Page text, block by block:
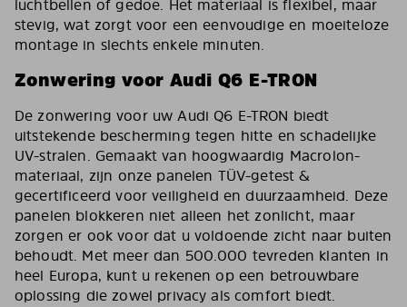
luchtbellen of gedoe. Het materiaal is flexibel, maar
stevig, wat zorgt voor een eenvoudige en moeiteloze
montage in slechts enkele minuten.
Zonwering voor Audi Q6 E-TRON
De zonwering voor uw Audi Q6 E-TRON biedt
uitstekende bescherming tegen hitte en schadelijke
UV-stralen. Gemaakt van hoogwaardig Macrolon-
materiaal, zijn onze panelen TÜV-getest &
gecertificeerd voor veiligheid en duurzaamheid. Deze
panelen blokkeren niet alleen het zonlicht, maar
zorgen er ook voor dat u voldoende zicht naar buiten
behoudt. Met meer dan 500.000 tevreden klanten in
heel Europa, kunt u rekenen op een betrouwbare
oplossing die zowel privacy als comfort biedt.